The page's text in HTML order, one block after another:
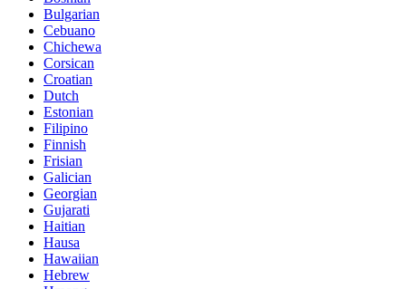
Bulgarian
Cebuano
Chichewa
Corsican
Croatian
Dutch
Estonian
Filipino
Finnish
Frisian
Galician
Georgian
Gujarati
Haitian
Hausa
Hawaiian
Hebrew